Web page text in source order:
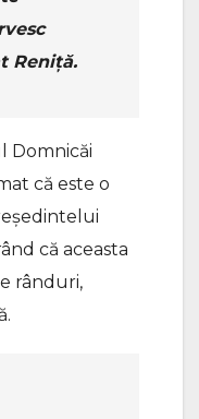
Reniță.
Domnicăi
că este o
că aceasta
rânduri,